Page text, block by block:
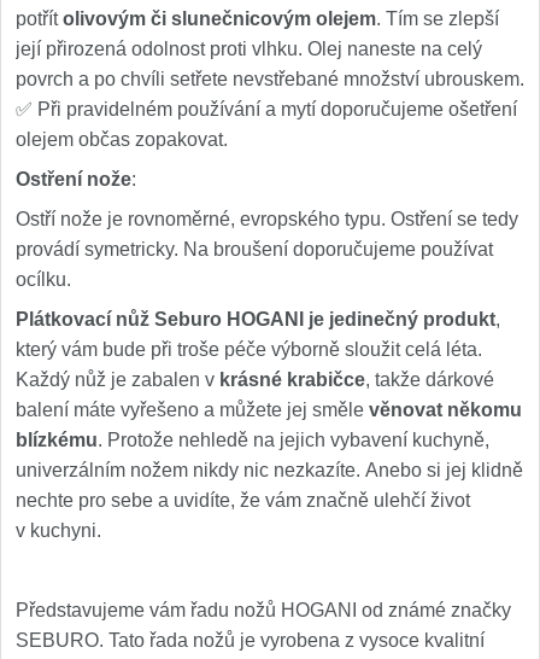
potřítolivovým či slunečnicovým olejem. Tím se zlepší
její přirozená odolnost proti vlhku. Olej naneste na celý
povrch a po chvíli setřete nevstřebané množství ubrouskem.
✅ Při pravidelném používání a mytí doporučujeme ošetření
olejem občas zopakovat.
Ostření nože:
Ostří nože je rovnoměrné, evropského typu. Ostření se tedy
provádí symetricky. Na broušení doporučujeme používat
ocílku.
Plátkovací nůž Seburo HOGANI je jedinečný produkt,
který vám bude při troše péče výborně sloužit celá léta.
Každý nůž je zabalen v krásné krabičce, takže dárkové
balení máte vyřešeno a můžete jej směle věnovat někomu
blízkému. Protože nehledě na jejich vybavení kuchyně,
univerzálním nožem nikdy nic nezkazíte. Anebo si jej klidně
nechte pro sebe a uvidíte, že vám značně ulehčí život
v kuchyni.
Představujeme vám řadu nožů HOGANI od známé značky
SEBURO. Tato řada nožů je vyrobena z vysoce kvalitní